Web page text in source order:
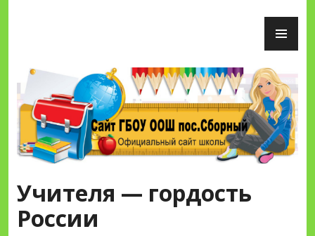
Сайт ГБОУ ООШ пос.Сборный
Учителя — гордость
России